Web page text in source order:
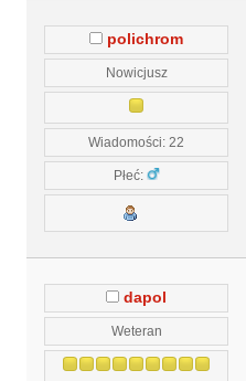
polichrom
Nowicjusz
Wiadomości: 22
Płeć:
dapol
Weteran